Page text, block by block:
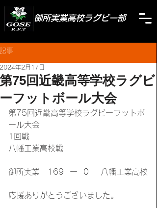
御所実業高校ラグビー部
記事
第75回近畿高等学校ラグビ
ーフットボール大会
2024年2月17日
第75回近畿高等学校ラグビーフットボ
ール大会
1回戦
八幡工業高校戦
御所実業　169  ー  0    八幡工業高校
応援ありがとうございました。